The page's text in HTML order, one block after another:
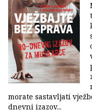
morate sastavljati
dnevni izazov...